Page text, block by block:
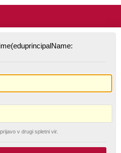
v drugi spletni vir.